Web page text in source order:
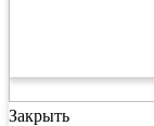
Закрыть